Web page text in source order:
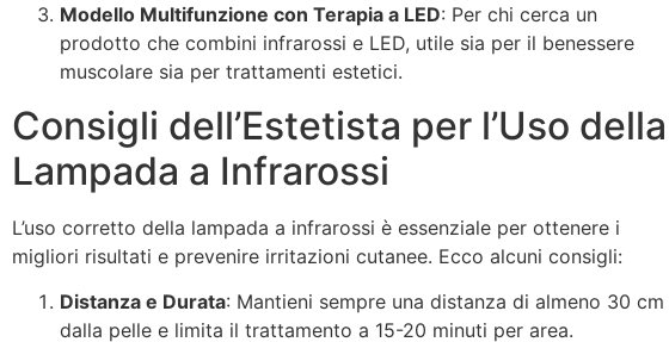
Modello Multifunzione con Terapia a LED: Per chi cerca un
prodotto che combini infrarossi e LED, utile sia per il benessere
muscolare sia per trattamenti estetici.
Consigli dell’Estetista per l’Uso della
Lampada a Infrarossi
L’uso corretto della lampada a infrarossi è essenziale per ottenere i
migliori risultati e prevenire irritazioni cutanee. Ecco alcuni consigli:
Distanza e Durata: Mantieni sempre una distanza di almeno 30 cm
dalla pelle e limita il trattamento a 15-20 minuti per area.